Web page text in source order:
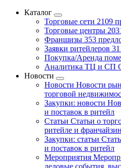
Каталог
Торговые сети 2109
Торговые центры
Франшизы 353
Заявки ритейлеров
Покупка/Аренда
Аналитика ТЦ и СП
Новости
Новости Новости
торговой
Закупки: новости
и поставок в ритейл
Статьи Статьи о
ритейле и
Закупки: статьи
и поставок в ритейл
Мероприятия
деловые события,